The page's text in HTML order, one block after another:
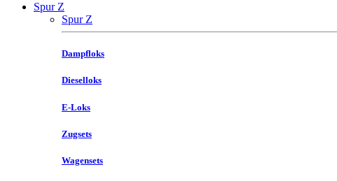
Spur Z
Spur Z
Dampfloks
Dieselloks
E-Loks
Zugsets
Wagensets